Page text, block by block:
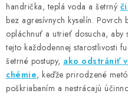
handrička, teplá voda a šetrný
bez agresívnych kyselín.
opláchnuť a utrieť dosucha, aby
tejto každodennej starostlivosti
šetrné postupy, ako odstrániť
chémie, keďže prirodzené
poškriabaním a nestrácajú